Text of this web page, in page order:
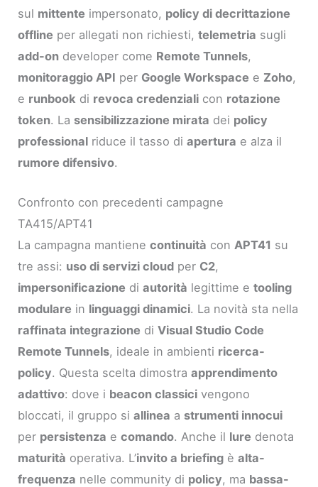
sul mittente impersonato, policy di decrittazione
offline per allegati non richiesti,telemetria sugli
add-on developer come Remote Tunnels,
monitoraggio API per Google Workspace e Zoho,
e runbook di revoca credenziali con rotazione
token. La sensibilizzazione mirata dei policy
professional riduce il tasso diapertura e alza il
rumore difensivo.
Confronto con precedenti campagne
TA415/APT41
La campagna mantienecontinuità con APT41 su
tre assi: uso di servizi cloud per C2,
impersonificazione diautorità legittime etooling
modulare in linguaggi dinamici. La novità sta nella
raffinata integrazione diVisual Studio Code
Remote Tunnels, ideale in ambienti ricerca-
policy. Questa scelta dimostraapprendimento
adattivo: dove i beacon classici vengono
bloccati, il gruppo siallinea a strumenti innocui
per persistenza ecomando. Anche il lure denota
maturità operativa. L’invito a briefing èalta-
frequenza nelle community di policy, ma bassa-